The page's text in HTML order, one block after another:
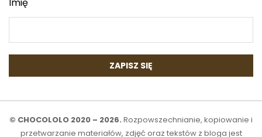
Imię
© CHOCOLOLO 2020 – 2026. Rozpowszechnianie, kopiowanie i
przetwarzanie materiałów, zdjęć oraz tekstów z bloga jest